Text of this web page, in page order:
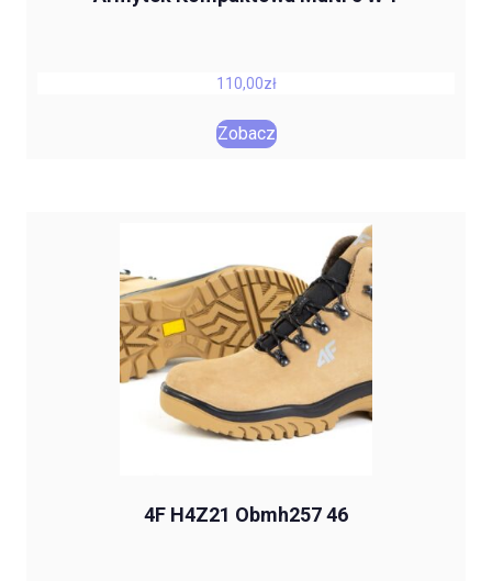
110,00zł
Zobacz
4F H4Z21 Obmh257 46